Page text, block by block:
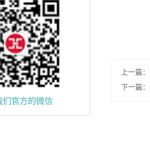
们官方的微信
上一篇：
下一篇：